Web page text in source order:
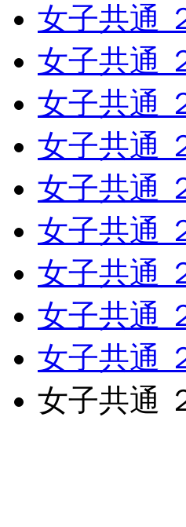
女子共通
女子共通
女子共通
女子共通
女子共通
女子共通
女子共通
女子共通
女子共通
女子共通